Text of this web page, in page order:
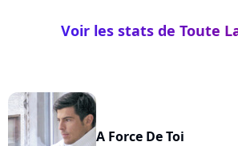
Voir les stats de Toute
A Force De Toi